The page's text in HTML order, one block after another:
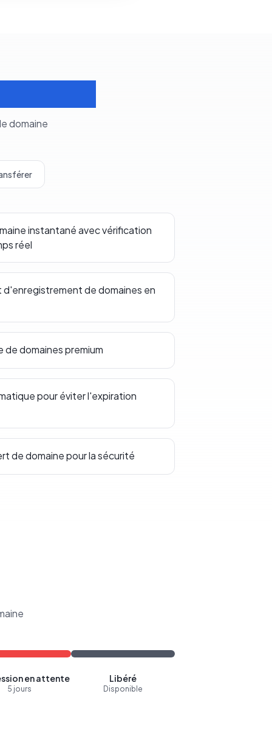
domaine
instantané avec vérification
réel
de domaines en
de domaines premium
pour éviter l'expiration
de domaine pour la sécurité
en attente
5 jours
Libéré
Disponible